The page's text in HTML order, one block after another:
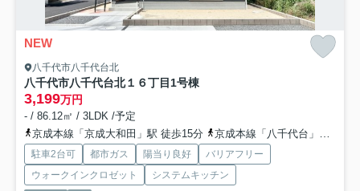
NEW
八千代市八千代台北
八千代市八千代台北１６丁目 1号棟
3,199万円
- / 86.12㎡ / 3LDK /予定
京成本線「京成大和田」駅 徒歩15分
京成本線「八千代台」駅 徒歩22分
駐車2台可 都市ガス 陽当り良好
バリアフリー
ウォークインクロゼット
システムキッチン